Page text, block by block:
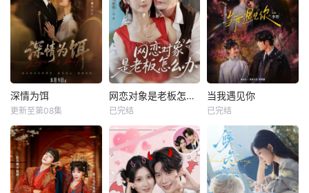
深情为饵
更新至第08集
网恋对象是老板怎么办
已完结
当我遇见你
已完结